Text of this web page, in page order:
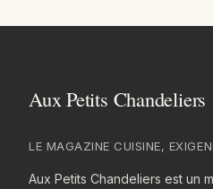
LE MAGAZINE CUISINE,
Aux Petits Chandeliers est un